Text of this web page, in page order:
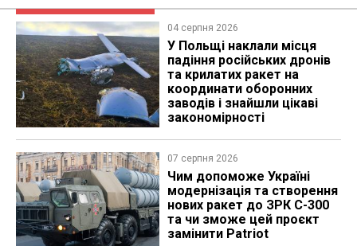
04 серпня 2026
У Польщі наклали місця
падіння російських дронів
та крилатих ракет на
координати оборонних
заводів і знайшли цікаві
закономірності
07 серпня 2026
Чим допоможе Україні
модернізація та створення
нових ракет до ЗРК С-300
та чи зможе цей проєкт
замінити Patriot